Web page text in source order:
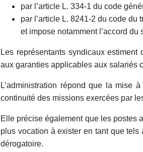
par l’article L. 334-1 du code
par l’article L. 8241-2 du code
et impose notamment l’accord du
Les représentants syndicaux
aux garanties applicables aux salariés
L’administration répond que la mise
continuité des missions exercées par
Elle précise également que les postes
plus vocation à exister en tant que
dérogatoire.